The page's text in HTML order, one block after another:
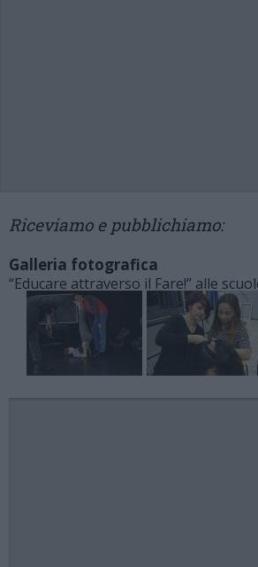
Riceviamo e pubblichiamo:
Galleria fotografica
“Educare attraverso il Fare!” alle